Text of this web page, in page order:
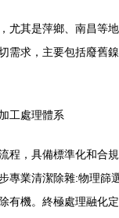
尤其是萍鄉、南昌等
需求，主要包括廢舊
工處理體系
流程，具備標準化和
專業清潔除雜:物理
有機。終極處理融化